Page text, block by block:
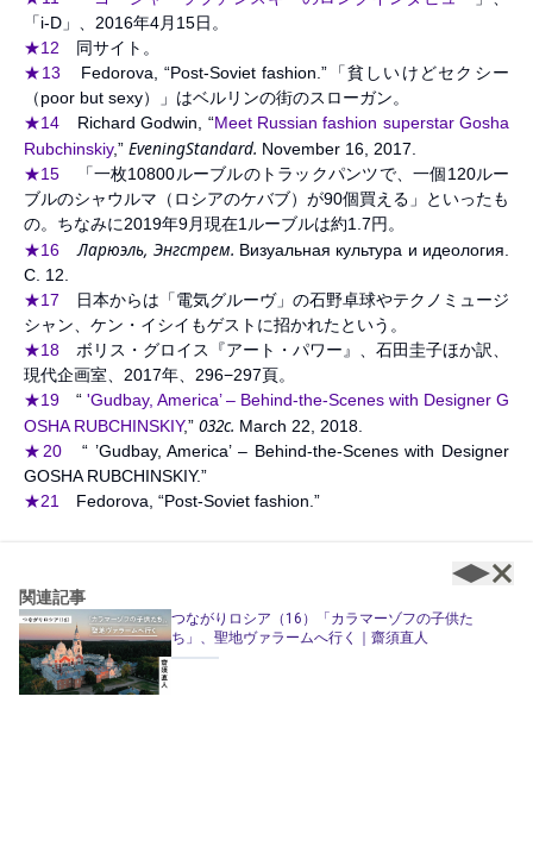
「i-D」、2016年4月15日。
★12 同サイト。
★13 Fedorova, “Post-Soviet fashion.”「貧しいけどセクシー
（poor but sexy）」はベルリンの街のスローガン。
★14 Richard Godwin, “Meet Russian fashion superstar Gosha
Rubchinskiy,” EveningStandard. November 16, 2017.
★15 「一枚10800ルーブルのトラックパンツで、一個120ルー
ブルのシャウルマ（ロシアのケバブ）が90個買える」といったも
の。ちなみに2019年9月現在1ルーブルは約1.7円。
★16
Ларюэль, Энгстрем. Визуальная культура и идеология.
С. 12.
★17 日本からは「電気グルーヴ」の石野卓球やテクノミュージ
シャン、ケン・イシイもゲストに招かれたという。
★18 ボリス・グロイス『アート・パワー』、石田圭子ほか訳、
現代企画室、2017年、296−297頁。
★19 “ 'Gudbay, America’ – Behind-the-Scenes with Designer G
OSHA RUBCHINSKIY,” 032c. March 22, 2018.
★20“ ’Gudbay, America’ – Behind-the-Scenes with Designer
GOSHA RUBCHINSKIY.”
★21
Fedorova, “Post-Soviet fashion.”
関連記事
つながりロシア（16）「カラマーゾフの子供た
ち」、聖地ヴァラームへ行く｜齋須直人